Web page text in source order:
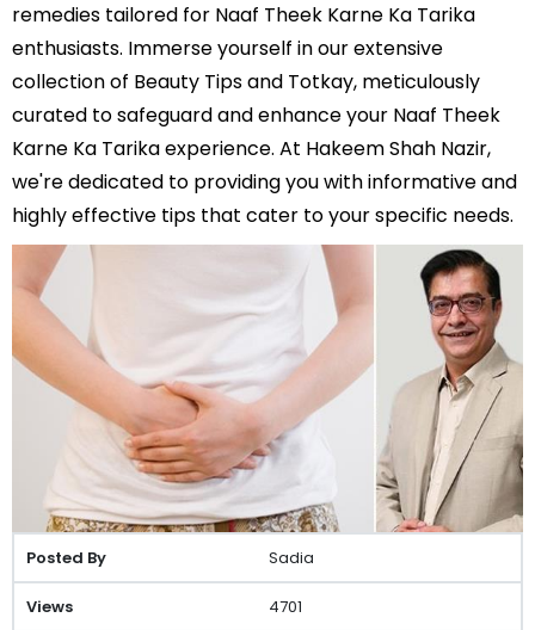
remedies tailored for Naaf Theek Karne Ka Tarika
enthusiasts. Immerse yourself in our extensive
collection of Beauty Tips and Totkay, meticulously
curated to safeguard and enhance your Naaf Theek
Karne Ka Tarika experience. At Hakeem Shah Nazir,
we're dedicated to providing you with informative and
highly effective tips that cater to your specific needs.
Sadia
4701